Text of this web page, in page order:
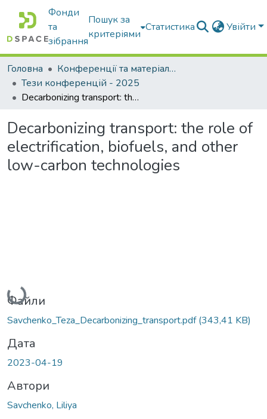
Фонди
та
зібрання
Пошук за
критеріями
Статистика Увійти
Головна
Конференції та матеріали конференцій
Тези конференцій - 2025
Decarbonizing transport: the role of electrification, biofuels, and other low-carbon technologies
Decarbonizing transport: the role of
electrification, biofuels, and other
low-carbon technologies
Вантажиться...
Файли
Savchenko_Teza_Decarbonizing_transport.pdf(343,41 KB)
Дата
2023-04-19
Автори
Savchenko, Liliya